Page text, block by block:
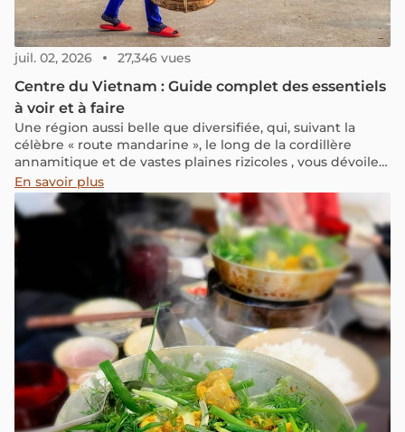
juil. 02, 2026 27,346 vues
Centre du Vietnam : Guide complet des essentiels
à voir et à faire
Une région aussi belle que diversifiée, qui, suivant la
célèbre « route mandarine », le long de la cordillère
annamitique et de vastes plaines rizicoles , vous dévoilera
un patrimoine historique, culturel et naturel fascinant.
En savoir plus